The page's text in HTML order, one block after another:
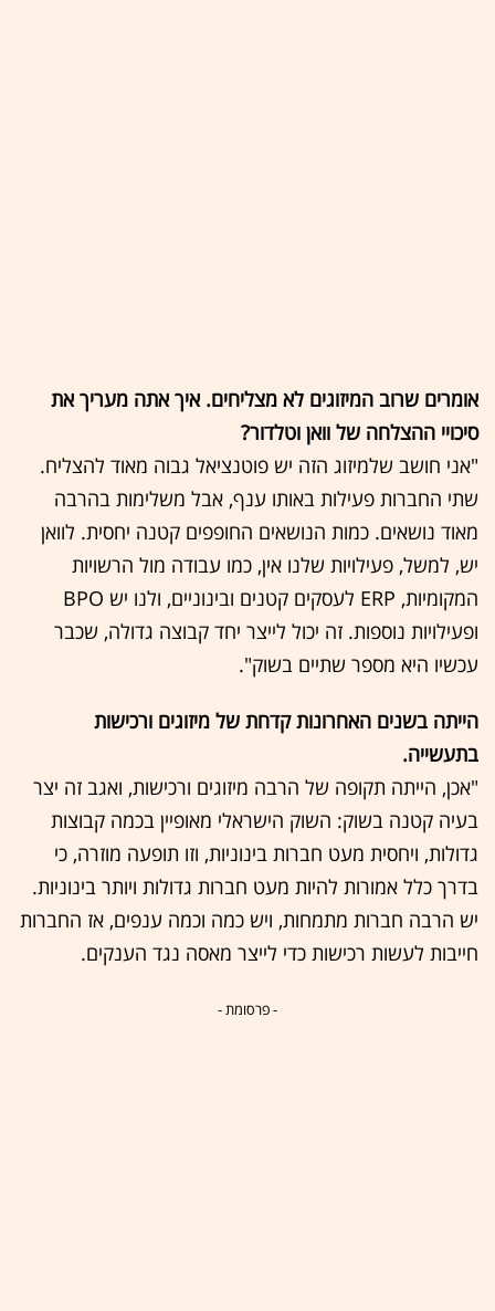
אומרים שרוב המיזוגים לא מצליחים. איך אתה מעריך את
סיכויי ההצלחה של וואן וטלדור?
"אני חושב שלמיזוג הזה יש פוטנציאל גבוה מאוד להצליח.
שתי החברות פעילות באותו ענף, אבל משלימות בהרבה
מאוד נושאים. כמות הנושאים החופפים קטנה יחסית. לוואן
יש, למשל, פעילויות שלנו אין, כמו עבודה מול הרשויות
המקומיות, ERP לעסקים קטנים ובינוניים, ולנו יש BPO
ופעילויות נוספות. זה יכול לייצר יחד קבוצה גדולה, שכבר
עכשיו היא מספר שתיים בשוק".
הייתה בשנים האחרונות קדחת של מיזוגים ורכישות
בתעשייה.
"אכן, הייתה תקופה של הרבה מיזוגים ורכישות, ואגב זה יצר
בעיה קטנה בשוק: השוק הישראלי מאופיין בכמה קבוצות
גדולות, ויחסית מעט חברות בינוניות, וזו תופעה מוזרה, כי
בדרך כלל אמורות להיות מעט חברות גדולות ויותר בינוניות.
יש הרבה חברות מתמחות, ויש כמה וכמה ענפים, אז החברות
חייבות לעשות רכישות כדי לייצר מאסה נגד הענקים.
- פרסומת -